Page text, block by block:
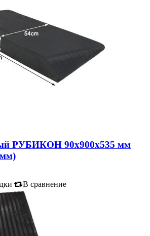
РУБИКОН 90х900х535 мм
В сравнение